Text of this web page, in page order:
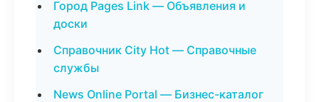
Город Pages Link — Объявления и
доски
Справочник City Hot — Справочные
службы
News Online Portal — Бизнес-каталог